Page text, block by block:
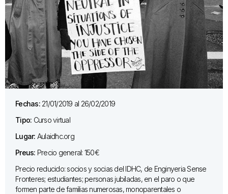
Fechas: 21/01/2019 al 26/02/2019
Tipo: Curso virtual
Lugar: Aulaidhc.org
Preus: Precio general: 150€
Precio reducido: socios y socias del IDHC, de Enginyeria Sense
Fronteres; estudiantes; personas jubiladas, en el paro o que
formen parte de familias numerosas, monoparentales o